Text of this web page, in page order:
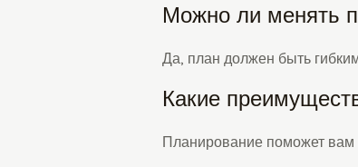
Можно ли менять
Да, план должен быть
Какие
Планирование поможет вам